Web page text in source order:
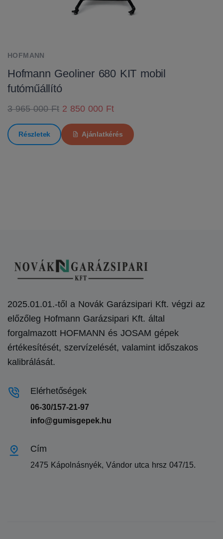
HOFMANN
Hofmann Geoliner 680 KIT mobil
futóműállító
3 965 000 Ft 2 850 000 Ft
Részletek Ajánlatkérés
2025.01.01.-től a Novák Garázsipari Kft. végzi az
előzőleg Hofmann Garázsipari Kft. által
forgalmazott HOFMANN és JOSAM gépek
értékesítését, szervízelését, valamint időszakos
kalibrálását.
Elérhetőségek
06-30/157-21-97
info@gumisgepek.hu
Cím
2475 Kápolnásnyék, Vándor utca hrsz 047/15.